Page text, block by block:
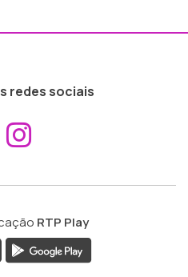
redes sociais
Aceder ao
RTP Play